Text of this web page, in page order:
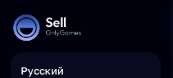
Русский